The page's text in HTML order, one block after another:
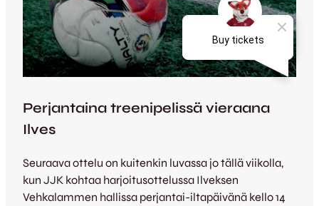
Perjantaina treenipelissä vieraana
Ilves
Seuraava ottelu on kuitenkin luvassa jo tällä viikolla,
kun JJK kohtaa harjoitusottelussa Ilveksen
Vehkalammen hallissa perjantai-iltapäivänä kello 14